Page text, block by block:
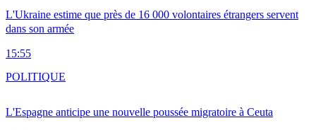
L'Ukraine estime que près de 16 000 volontaires étrangers servent
dans son armée
15:55
L'Espagne anticipe une nouvelle poussée migratoire à Ceuta
POLITIQUE